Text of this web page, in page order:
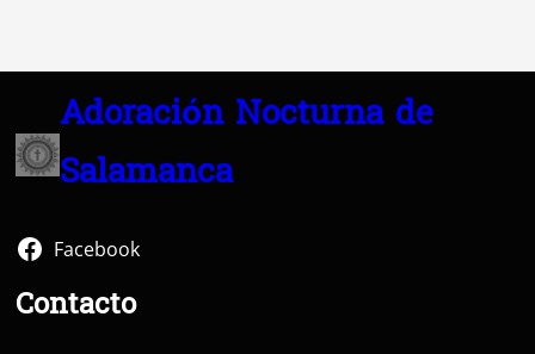
Adoración Nocturna de
Salamanca
Facebook
Contacto